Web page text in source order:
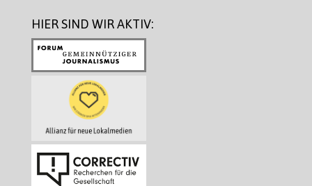
HIER SIND WIR AKTIV: